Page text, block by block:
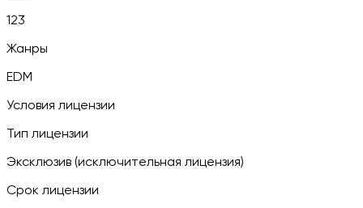
123
Жанры
EDM
Условия лицензии
Тип лицензии
Эксклюзив (исключительная лицензия)
Срок лицензии